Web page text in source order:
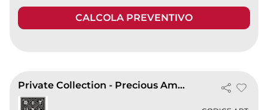
CALCOLA PREVENTIVO
Private Collection - Precious Amber 2025